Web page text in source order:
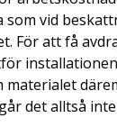
vid
För att få
det alltså